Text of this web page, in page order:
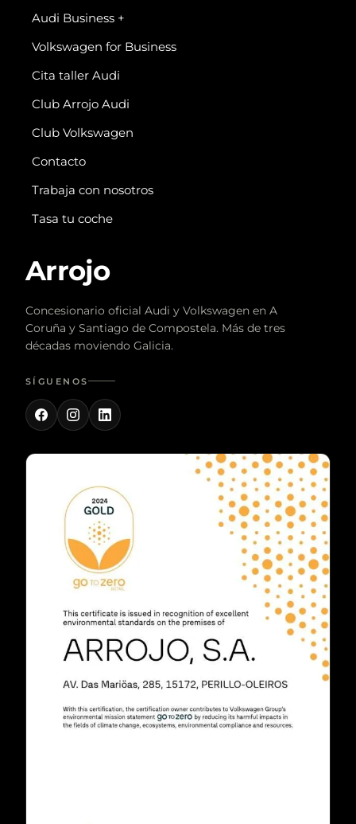
Audi Business +
Volkswagen for Business
Cita taller Audi
Club Arrojo Audi
Club Volkswagen
Contacto
Trabaja con nosotros
Tasa tu coche
Arrojo
Concesionario oficial Audi y Volkswagen en A
Coruña y Santiago de Compostela. Más de tres
décadas moviendo Galicia.
SÍGUENOS